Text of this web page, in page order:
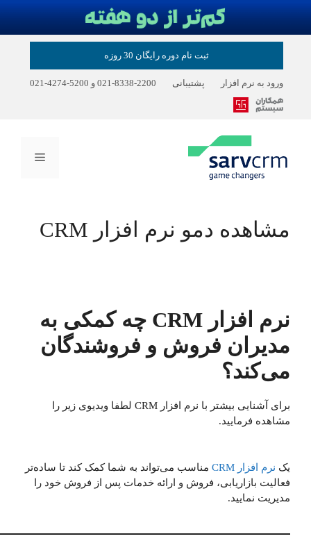
ثبت نام دوره رایگان 30 روزه
ورود به نرم افزار پشتیبانی 2200-8338-021 و5200-4274-021
فهرست
مشاهده دمو نرم افزار CRM
نرم افزار CRM چه کمکی به
مدیران فروش و فروشندگان
می‌کند؟
برای آشنایی بیشتر با نرم افزار CRM لطفا ویدیوی زیر را
مشاهده فرمایید.
نرم افزار CRM
مناسب می‌تواند به شما کمک کند تا ساده‌تر
فعالیت بازاریابی، فروش و ارائه خدمات پس از فروش خود را
مدیریت نمایید.